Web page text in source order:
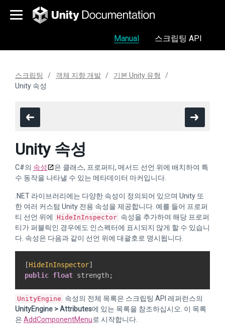
Manual 스크립팅 API
스크립팅 객체 지향 개발
기본 Unity 유형
Unity 속성
Unity 속성
C#의 속성
은 클래스, 프로퍼티, 메서드 선언 위에 배치하여 특
수 동작을 나타낼 수 있는 메타데이터 마커입니다.
.NET 라이브러리에는 다양한 속성이 정의되어 있으며 Unity 또
한 여러 커스텀 Unity 전용 속성을 제공합니다. 예를 들어 프로퍼
티 선언 위에 HideInInspector 속성을 추가하여 해당 프로퍼
티가 퍼블릭인 경우에도 인스펙터에 표시되지 않게 할 수 있습니
다. 속성은 다음과 같이 선언 위에 대괄호로 명시됩니다.
[HideInInspector]
public float strength;
UnityEngine 속성의 전체 목록은 스크립팅 API 레퍼런스의
UnityEngine > Attributes에 있는 목록을 참조하십시오. 이 목록
은 AddComponentMenu로 시작합니다.